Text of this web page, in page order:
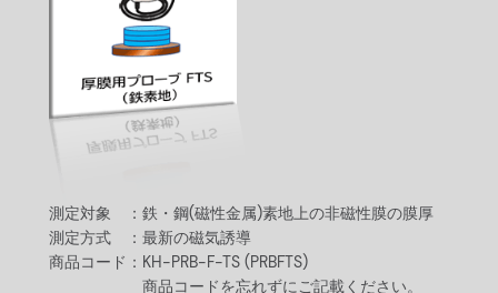
測定対象 ： 鉄・鋼(磁性金属)素地上の非磁性膜の膜厚
測定方式 ： 最新の磁気誘導
商品コード： KH-PRB-F-TS (PRBFTS)
商品コードを忘れずにご記載ください。